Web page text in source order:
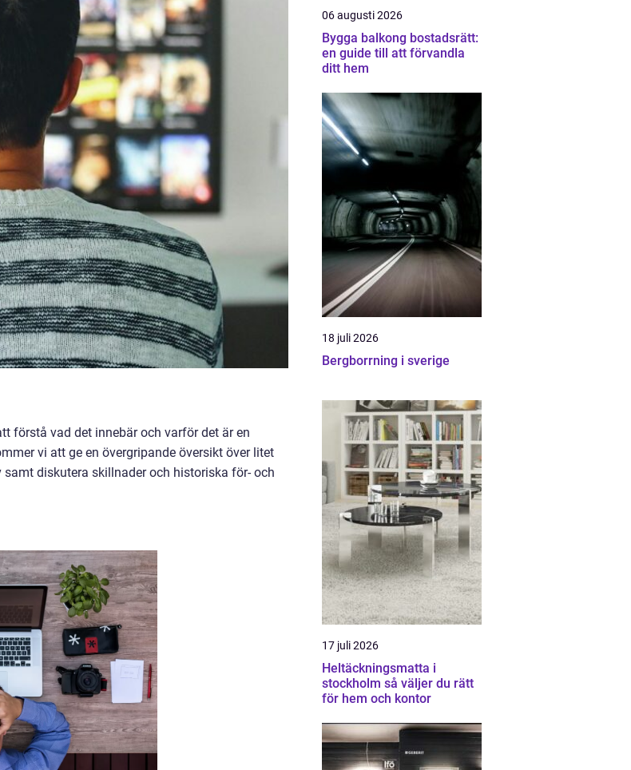
förstå vad det innebär och varför det är en
vi att ge en övergripande översikt över litet
diskutera skillnader och historiska för- och
06 augusti 2026
Bygga balkong bostadsrätt:
en guide till att förvandla
ditt hem
18 juli 2026
Bergborrning i sverige
17 juli 2026
Heltäckningsmatta i
stockholm så väljer du rätt
för hem och kontor